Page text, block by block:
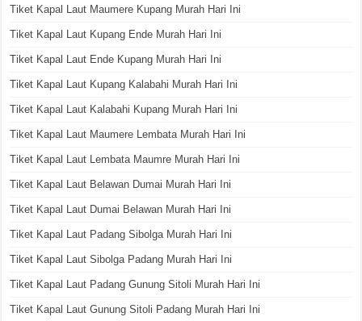
Tiket Kapal Laut Maumere Kupang Murah Hari Ini
Tiket Kapal Laut Kupang Ende Murah Hari Ini
Tiket Kapal Laut Ende Kupang Murah Hari Ini
Tiket Kapal Laut Kupang Kalabahi Murah Hari Ini
Tiket Kapal Laut Kalabahi Kupang Murah Hari Ini
Tiket Kapal Laut Maumere Lembata Murah Hari Ini
Tiket Kapal Laut Lembata Maumre Murah Hari Ini
Tiket Kapal Laut Belawan Dumai Murah Hari Ini
Tiket Kapal Laut Dumai Belawan Murah Hari Ini
Tiket Kapal Laut Padang Sibolga Murah Hari Ini
Tiket Kapal Laut Sibolga Padang Murah Hari Ini
Tiket Kapal Laut Padang Gunung Sitoli Murah Hari Ini
Tiket Kapal Laut Gunung Sitoli Padang Murah Hari Ini